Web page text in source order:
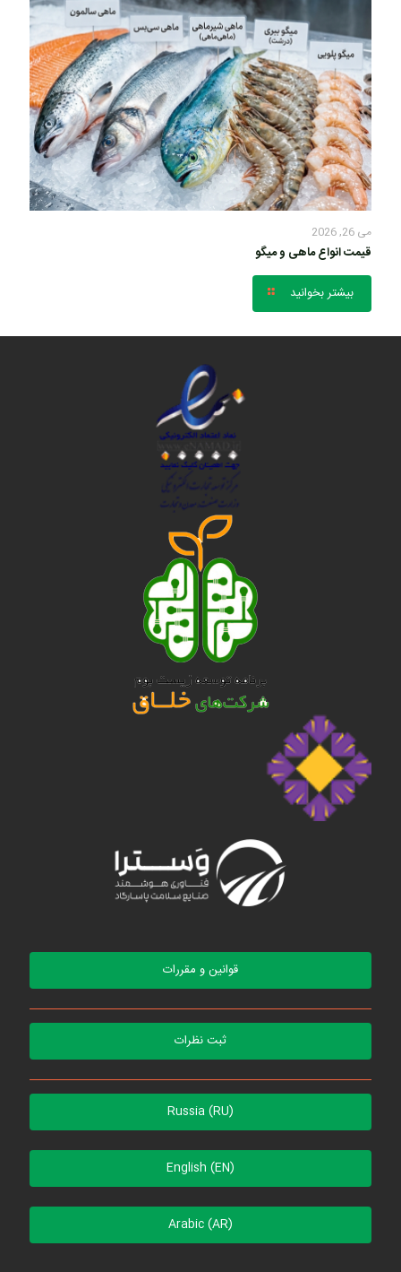
می 26, 2026
قیمت انواع ماهی و میگو
بیشتر بخوانید
قوانین و مقررات
ثبت نظرات
Russia (RU)
English (EN)
Arabic (AR)